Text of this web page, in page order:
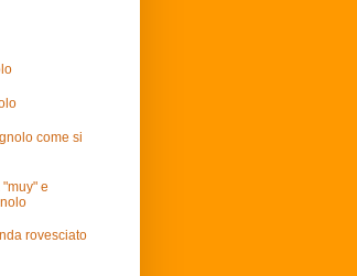
come si
e
rovesciato